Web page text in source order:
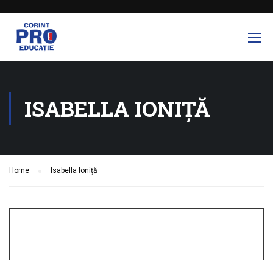
ISABELLA IONIȚĂ
Home Isabella Ioniță